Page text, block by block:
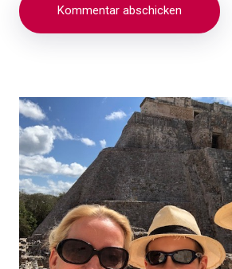
Beitragsnavigation